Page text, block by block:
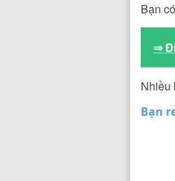
Bạn
⇒
Nhiều
Bạn